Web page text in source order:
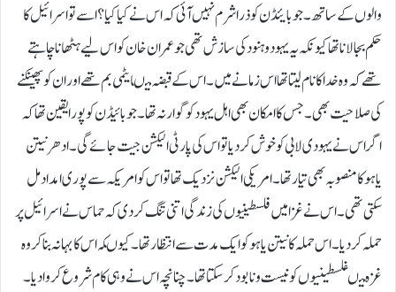
والوں کے ساتھ۔جو بایئڈن کو ذرا شرم نہیں آئی کہ اس نے کیا کیا؟ اسے تو اسرائیل کا
حکم بجا لانا تھا کیونکہ یہ یہود و ہنود کی سازش تھی جو عمران خان کو اس لیے ہٹھانا چاہتے
تھے کہ وہ خدا کا نام لیتا تھا اس زمانے میں۔ اس کے قبضہ میںایٹمی بم تھے اور ان کو پھینکنے
کی صلاحیت بھی۔ جس کا امکان بھی اہل یہود کو گوار نہ تھا۔جو بائیڈن کو پورا یقین تھا کہ
اگر اس نے یہودی لابی کو خوش کر دیا تو اس کی پارٹی الیکشن جیت جائے گی۔ادھر نیتن
یاہو کا منصوبہ بھی تیار تھا۔امریکی الیکشن نزدیک تھاتو اس کو امریکہ سے پوری امداد مل
سکتی تھی۔ اس نے غزا میں فلسطینیوں کی زندگی اتنی تنگ کر دی کہ حماس نے اسرائیل پر
حملہ کر دیا۔ اس حملہ کا نیتن یاہو کو ایک مدت سے انتظار تھا۔ کیوںکہ اس کا بہانہ بنا کر وہ
غزہ میںفلسطینیوں کو نیست و نابود کر سکتا تھا۔ چنانچہ اس نے وہی کام شروع کروا دیا۔